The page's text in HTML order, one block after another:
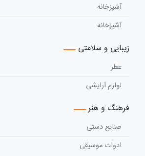
آشپزخانه
آشپزخانه
زیبایی و سلامتی
عطر
لوازم آرایشی
فرهنگ و هنر
صنایع دستی
ادوات موسیقی